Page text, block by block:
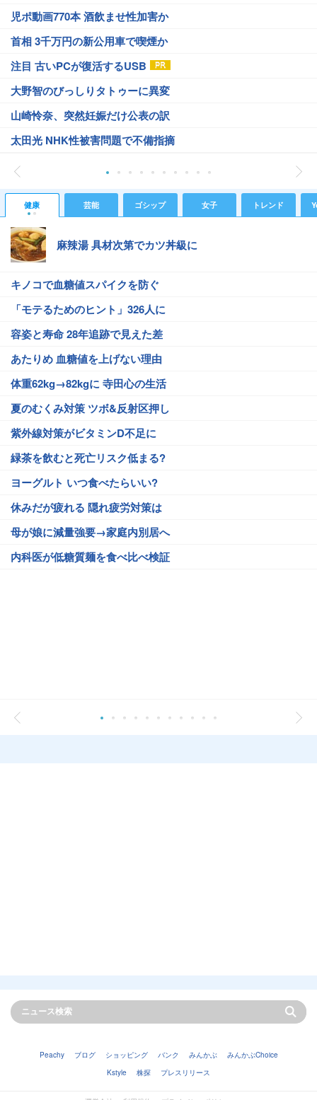
児ポ動画770本 酒飲ませ性加害か
首相 3千万円の新公用車で喫煙か
注目 古いPCが復活するUSB
大野智のびっしりタトゥーに異変
山崎怜奈、突然妊娠だけ公表の訳
太田光 NHK性被害問題で不備指摘
健康 芸能 ゴシップ 女子 トレンド
麻辣湯 具材次第でカツ丼級に
キノコで血糖値スパイクを防ぐ
「モテるためのヒント」326人に
容姿と寿命 28年追跡で見えた差
あたりめ 血糖値を上げない理由
体重62kg→82kgに 寺田心の生活
夏のむくみ対策 ツボ&反射区押し
紫外線対策がビタミンD不足に
緑茶を飲むと死亡リスク低まる?
ヨーグルト いつ食べたらいい?
休みだが疲れる 隠れ疲労対策は
母が娘に減量強要→家庭内別居へ
内科医が低糖質麺を食べ比べ検証
Peachy ブログ ショッピング バンク みんかぶ
みんかぶChoice
Kstyle
株探 プレスリリース